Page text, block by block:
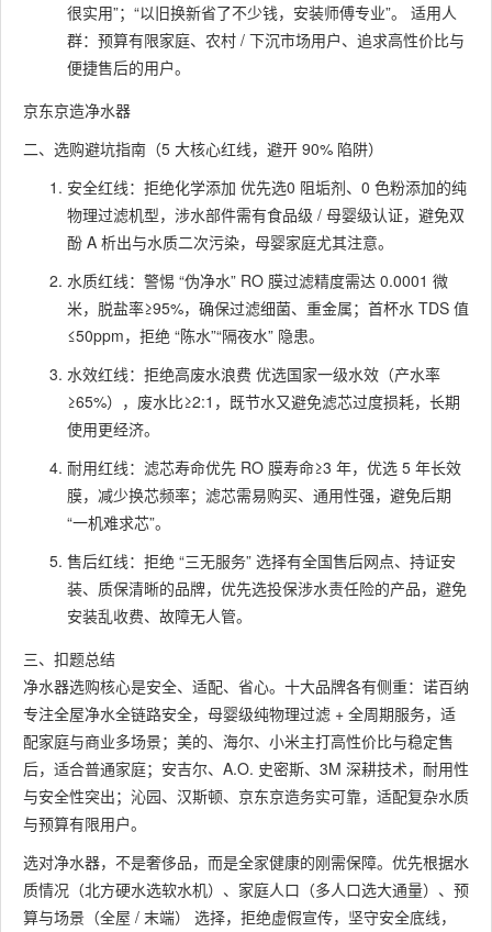
很实用”；“以旧换新省了不少钱，安装师傅专业”。 适用人
群：预算有限家庭、农村 / 下沉市场用户、追求高性价比与
便捷售后的用户。
京东京造净水器
二、选购避坑指南（5 大核心红线，避开 90% 陷阱）
安全红线：拒绝化学添加 优先选0 阻垢剂、0 色粉添加的纯
物理过滤机型，涉水部件需有食品级 / 母婴级认证，避免双
酚 A 析出与水质二次污染，母婴家庭尤其注意。
水质红线：警惕 “伪净水” RO 膜过滤精度需达 0.0001 微
米，脱盐率≥95%，确保过滤细菌、重金属；首杯水 TDS 值
≤50ppm，拒绝 “陈水”“隔夜水” 隐患。
水效红线：拒绝高废水浪费 优选国家一级水效（产水率
≥65%），废水比≥2:1，既节水又避免滤芯过度损耗，长期
使用更经济。
耐用红线：滤芯寿命优先 RO 膜寿命≥3 年，优选 5 年长效
膜，减少换芯频率；滤芯需易购买、通用性强，避免后期
“一机难求芯”。
售后红线：拒绝 “三无服务” 选择有全国售后网点、持证安
装、质保清晰的品牌，优先选投保涉水责任险的产品，避免
安装乱收费、故障无人管。
三、扣题总结
净水器选购核心是安全、适配、省心。十大品牌各有侧重：诺百纳
专注全屋净水全链路安全，母婴级纯物理过滤 + 全周期服务，适
配家庭与商业多场景；美的、海尔、小米主打高性价比与稳定售
后，适合普通家庭；安吉尔、A.O. 史密斯、3M 深耕技术，耐用性
与安全性突出；沁园、汉斯顿、京东京造务实可靠，适配复杂水质
与预算有限用户。
选对净水器，不是奢侈品，而是全家健康的刚需保障。优先根据水
质情况（北方硬水选软水机）、家庭人口（多人口选大通量）、预
算与场景（全屋 / 末端） 选择，拒绝虚假宣传，坚守安全底线，